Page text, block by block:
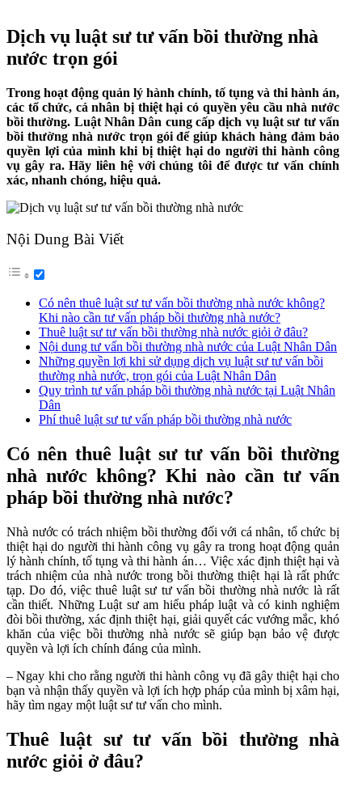
Dịch vụ luật sư tư vấn bồi thường nhà
nước trọn gói
Trong hoạt động quản lý hành chính, tố tụng và thi hành án,
các tổ chức, cá nhân bị thiệt hại có quyền yêu cầu nhà nước
bồi thường. Luật Nhân Dân cung cấp dịch vụ luật sư tư vấn
bồi thường nhà nước trọn gói để giúp khách hàng đảm bảo
quyền lợi của mình khi bị thiệt hại do người thi hành công
vụ gây ra. Hãy liên hệ với chúng tôi để được tư vấn chính
xác, nhanh chóng, hiệu quả.
Nội Dung Bài Viết
Có nên thuê luật sư tư vấn bồi thường nhà nước không?
Khi nào cần tư vấn pháp bồi thường nhà nước?
Thuê luật sư tư vấn bồi thường nhà nước giỏi ở đâu?
Nội dung tư vấn bồi thường nhà nước của Luật Nhân Dân
Những quyền lợi khi sử dụng dịch vụ luật sư tư vấn bồi
thường nhà nước, trọn gói của Luật Nhân Dân
Quy trình tư vấn pháp bồi thường nhà nước tại Luật Nhân
Dân
Phí thuê luật sư tư vấn pháp bồi thường nhà nước
Có nên thuê luật sư tư vấn bồi thường
nhà nước không? Khi nào cần tư vấn
pháp bồi thường nhà nước?
Nhà nước có trách nhiệm bồi thường đối với cá nhân, tổ chức bị
thiệt hại do người thi hành công vụ gây ra trong hoạt động quản
lý hành chính, tố tụng và thi hành án… Việc xác định thiệt hại và
trách nhiệm của nhà nước trong bồi thường thiệt hại là rất phức
tạp. Do đó, việc thuê luật sư tư vấn bồi thường nhà nước là rất
cần thiết. Những Luật sư am hiểu pháp luật và có kinh nghiệm
đòi bồi thường, xác định thiệt hại, giải quyết các vướng mắc, khó
khăn của việc bồi thường nhà nước sẽ giúp bạn bảo vệ được
quyền và lợi ích chính đáng của mình.
– Ngay khi cho rằng người thi hành công vụ đã gây thiệt hại cho
bạn và nhận thấy quyền và lợi ích hợp pháp của mình bị xâm hại,
hãy tìm ngay một luật sư tư vấn cho mình.
Thuê luật sư tư vấn bồi thường nhà
nước giỏi ở đâu?